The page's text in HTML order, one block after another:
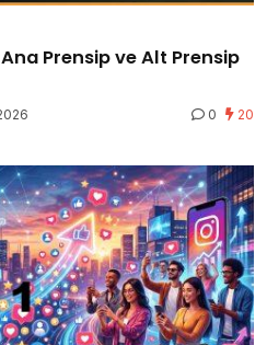
Prensip ve Alt Prensip
0 20